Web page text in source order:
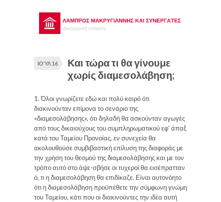
ΙΟΎΛ 16
Και τώρα τι θα γίνουμε
χωρίς διαμεσολάβηση;
1. Όλοι γνωρίζετε εδώ και πολύ καιρό ότι
διακινούνταν επίμονα το σενάριο της
«διαμεσολάβησης», ότι δηλαδή θα ασκούνταν αγωγές
από τους δικαιούχους του συμπληρωματικού εφ’ άπαξ
κατά του Ταμείου Προνοίας, εν συνεχεία θα
ακολουθούσε συμβιβαστική επίλυση της διαφοράς με
την χρήση του θεσμού της διαμεσολάβησης και με τον
τρόπο αυτό στο άψε-σβήσε οι τυχεροί θα εισέπρατταν
ό, τι η διαμεσολάβηση θα επιδίκαζε. Είναι αυτονόητο
ότι η διαμεσολάβηση προϋπέθετε την σύμφωνη γνώμη
του Ταμείου, κάτι που οι διακινούντες την ιδέα αυτή